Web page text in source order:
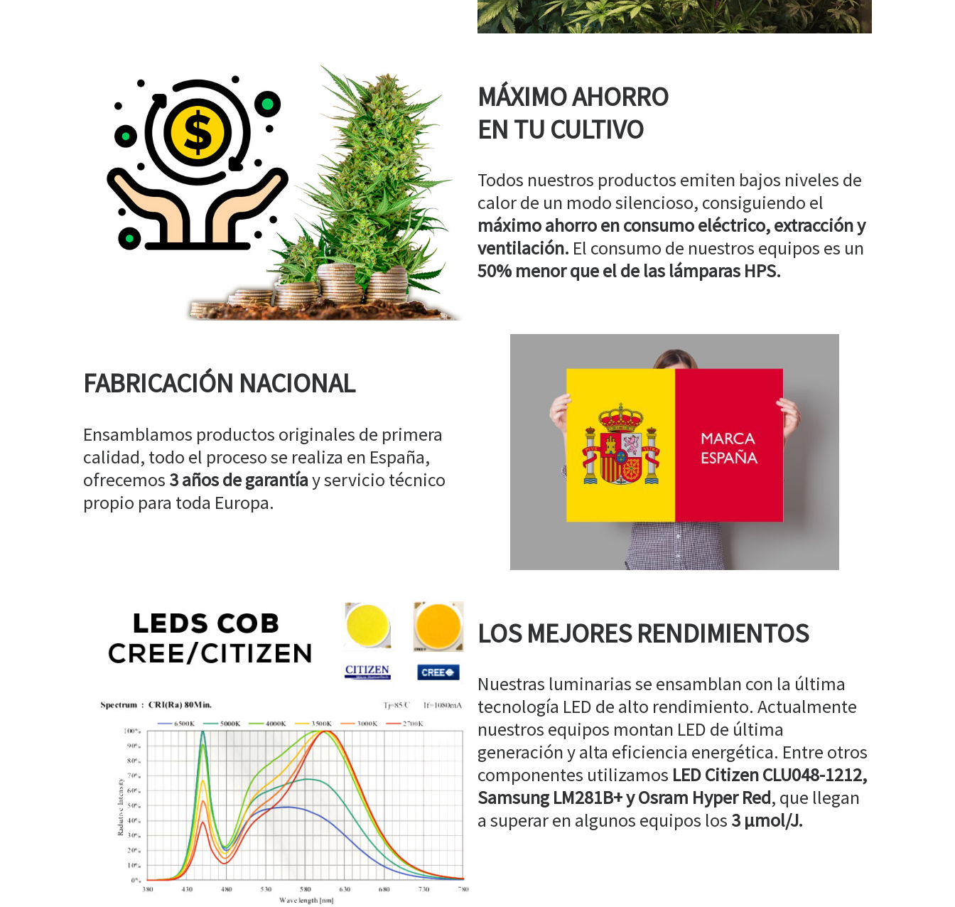
MÁXIMO AHORRO
EN TU CULTIVO
Todos nuestros productos emiten bajos niveles de
calor de un modo silencioso, consiguiendo el
máximo ahorro en consumo eléctrico, extracción y
ventilación. El consumo de nuestros equipos es un
50% menor que el de las lámparas HPS.
FABRICACIÓN NACIONAL
Ensamblamos productos originales de primera
calidad, todo el proceso se realiza en España,
ofrecemos 3 años de garantíay servicio técnico
propio para toda Europa.
LOS MEJORES RENDIMIENTOS
Nuestras luminarias se ensamblan con la última
tecnología LED de alto rendimiento. Actualmente
nuestros equipos montan LED de última
generación y alta eficiencia energética. Entre otros
componentes utilizamos LED Citizen CLU048-1212,
Samsung LM281B+ y Osram Hyper Red, que llegan
a superar en algunos equipos los 3 µmol/J.